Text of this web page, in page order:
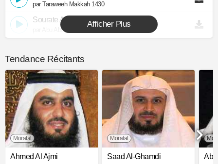
par Taraweeh Makkah 1430
Sourate At Talaq
par Abu Abdullah Al Mudhaffar
Afficher Plus
Tendance Récitants
Moratal
Ahmed Al Ajmi
Moratal
Saad Al-Ghamdi